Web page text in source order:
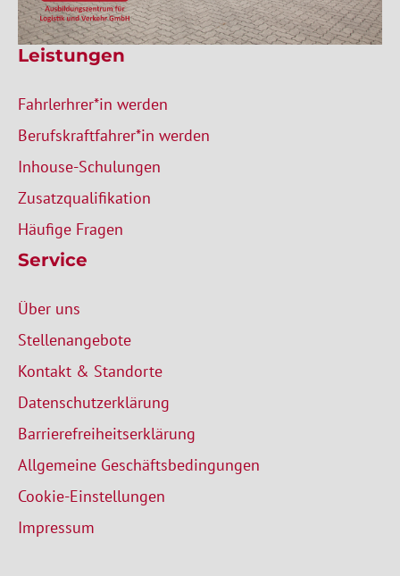
Leistungen
Fahrlerhrer*in werden
Berufskraftfahrer*in werden
Inhouse-Schulungen
Zusatzqualifikation
Häufige Fragen
Service
Über uns
Stellenangebote
Kontakt & Standorte
Datenschutzerklärung
Barrierefreiheitserklärung
Allgemeine Geschäftsbedingungen
Cookie-Einstellungen
Impressum